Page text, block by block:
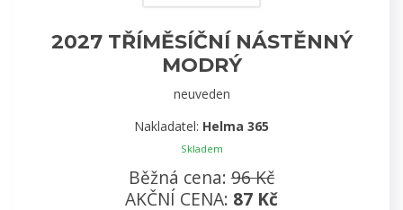
2027 TŘÍMĚSÍČNÍ NÁSTĚNNÝ
MODRÝ
neuveden
Nakladatel: Helma 365
Skladem
Běžná cena: 96 Kč
AKČNÍ CENA: 87 Kč